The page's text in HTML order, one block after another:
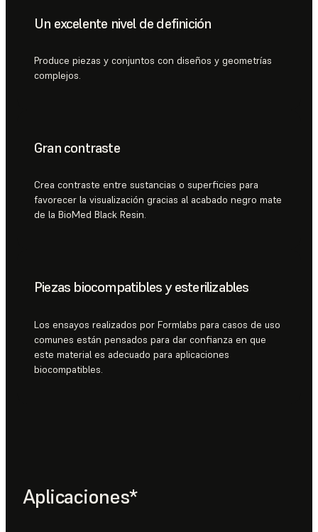
Un excelente nivel de definición
Produce piezas y conjuntos con diseños y geometrías
complejos.
Gran contraste
Crea contraste entre sustancias o superficies para
favorecer la visualización gracias al acabado negro mate
de la BioMed Black Resin.
Piezas biocompatibles y esterilizables
Los ensayos realizados por Formlabs para casos de uso
comunes están pensados para dar confianza en que
este material es adecuado para aplicaciones
biocompatibles.
Aplicaciones*